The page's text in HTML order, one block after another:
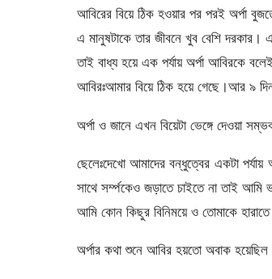
আবিরের বিয়ে ঠিক হওয়ার পর পরই অর্পা
এ মানুষটাকে তার জীবনে খুব বেশি দরকার।
তাই বাধ্য হয়ে এক পর্যায় অর্পা আবিরকে
আবিরঃআমার বিয়ে ঠিক হয়ে গেছে।আর ৯
অর্পা ও জানে এখন বিয়েটা ভেঙ্গে দেওয়া
ছেলেঃদেখো আমাদের বন্ধুত্বের একটা
সাথে সর্ম্পকেও জড়াতে চাইতে না তাই আমি
আমি কোন কিছুর বিনিময়ে ও তোমাকে হারাতে
অর্পার কথা শুনে আবির হয়তো অবাক